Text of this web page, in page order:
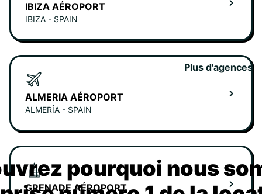
IBIZA AÉROPORT
IBIZA - SPAIN
ALMERIA AÉROPORT
ALMERÍA - SPAIN
GRENADE AÉROPORT
Plus d'agences
pourquoi nous